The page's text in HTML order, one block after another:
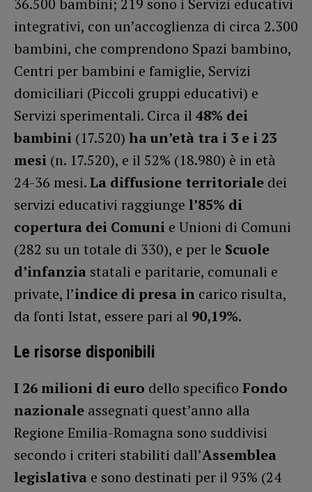
integrativi, con un’accoglienza di circa 2.300
bambini, che comprendono Spazi bambino,
Centri per bambini e famiglie, Servizi
domiciliari (Piccoli gruppi educativi) e
Servizi sperimentali. Circa il 48% dei
bambini (17.520) ha un’età tra i 3 e i 23
mesi (n. 17.520), e il 52% (18.980) è in età
24-36 mesi.La diffusione territoriale dei
servizi educativi raggiunge l’85% di
copertura dei Comuni e Unioni di Comuni
(282 su un totale di 330), e per le Scuole
d’infanzia statali e paritarie, comunali e
private, l’indice di presa in carico risulta,
da fonti Istat, essere pari al 90,19%.
Le risorse disponibili
I 26 milioni di euro dello specifico Fondo
nazionale assegnati quest’anno alla
Regione Emilia-Romagna sono suddivisi
secondo i criteri stabiliti dall’Assemblea
legislativa e sono destinati per il 93% (24